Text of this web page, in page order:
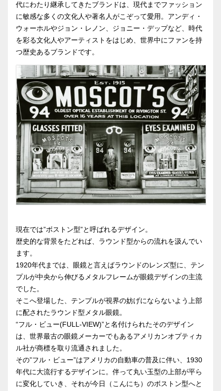
代にわたり継承してきたブランドは、現代までファッション
に敏感な多くの文化人や著名人がこぞって愛用。アンディ・
ウォーホルやジョン・レノン、ジョニー・デップなど、時代
を彩る文化人やアーティストをはじめ、世界中にファンを持
つ歴史あるブランドです。
現在では”ボストン型”と呼ばれるデザイン。
歴史的な背景をたどれば、ラウンド型からの流れを汲んでい
ます。
1920年代までは、眼鏡と言えばラウンドのレンズ型に、テン
プルが中央から伸びるメタルフレームが眼鏡デザインの主流
でした。
そこへ登場した、テンプルが視界の妨げにならないよう上部
に配されたラウンド型メタル眼鏡。
“フル・ビュー(FULL-VIEW)”と名付けられたそのデザイン
は、世界最古の眼鏡メーカーでもあるアメリカンオプティカ
ル社が商標を取り流通されました。
その”フル・ビュー”はアメリカの自動車の普及に伴い、1930
年代に大流行するデザインに。伴って丸い玉型の上部が平ら
に変化していき、それが今日（こんにち）のボストン型へと